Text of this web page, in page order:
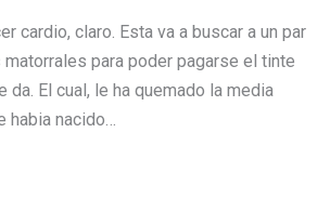
cardio, claro. Esta va a buscar a un par
para poder pagarse el tinte
da. El cual, le ha quemado la media
habia nacido…